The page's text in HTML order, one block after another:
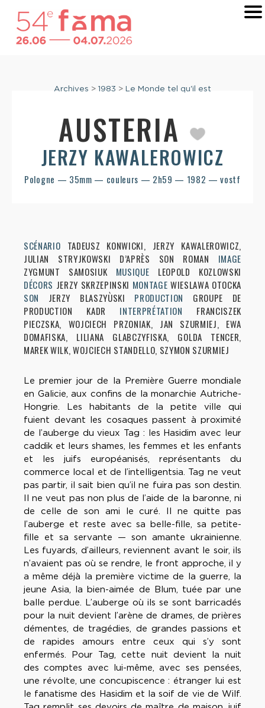
Archives > 1983 > Le Monde tel qu'il est
AUSTERIA
JERZY KAWALEROWICZ
Pologne — 35mm — couleurs — 2h59 — 1982 — vostf
SCÉNARIO TADEUSZ KONWICKI, JERZY KAWALEROWICZ,
JULIAN STRYJKOWSKI D’APRÈS SON ROMAN IMAGE
ZYGMUNT SAMOSIUK MUSIQUE LEOPOLD KOZLOWSKI
DÉCORS JERZY SKRZEPINSKI MONTAGE WIESLAWA OTOCKA
SON JERZY BLASZYÙSKI PRODUCTION GROUPE DE
PRODUCTION KADR INTERPRÉTATION
FRANCISZEK
PIECZSKA, WOJCIECH PRZONIAK, JAN SZURMIEJ, EWA
DOMAFISKA, LILIANA GLABCZYFISKA, GOLDA TENCER,
MAREK WILK, WOJCIECH STANDELLO, SZYMON SZURMIEJ
Le premier jour de la Première Guerre mondiale
en Galicie, aux confins de la monarchie Autriche-
Hongrie. Les habitants de la petite ville qui
fuient devant les cosaques passent à proximité
de l’auberge du vieux Tag : les Hasidim avec leur
caddik et leurs shames, les femmes et les enfants
et les juifs européanisés, représentants du
commerce local et de l’intelligentsia. Tag ne veut
pas partir, il sait bien qu’il ne fuira pas son destin.
Il ne veut pas non plus de l’aide de la baronne, ni
de celle de son ami le curé. Il ne quitte pas
l’auberge et reste avec sa belle-fille, sa petite-
fille et sa servante — son amante ukrainienne.
Les fuyards, d’ailleurs, reviennent avant le soir, ils
n’avaient pas où se rendre, le front approche, il y
a même déjà la première victime de la guerre, la
jeune Asia, la bien-aimée de Blum, tuée par une
balle perdue. L’auberge où ils se sont barricadés
pour la nuit devient l’arène de drames, de prières
démentes, de tragédies, de grandes passions et
de rapides amours entre ceux qui s’y sont
enfermés. Pour Tag, cette nuit devient la nuit
des comptes avec lui-même, avec ses pensées,
une révolte, une concupiscence : étranger lui est
le fanatisme des Hasidim et la soif de vie de Wilf.